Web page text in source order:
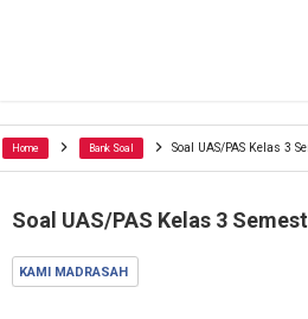
Home Bank Soal Soal UAS/PAS Kelas 3
Soal UAS/PAS Kelas 3
KAMI MADRASAH